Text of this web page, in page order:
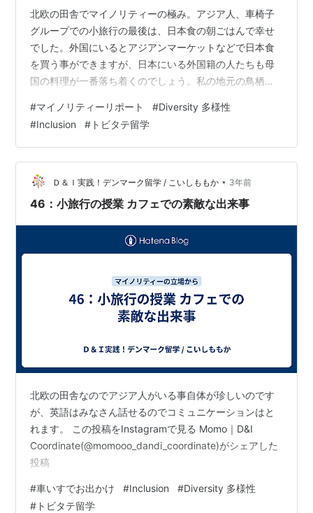
北欧の田舎でマイノリティーの極み。アジア人、車椅子
グループでの小旅行の最後は、日本食の朝ごはんで幸せ
でした。外国にいるとアジアンマーケットなどで日本食
を買う事ができますが、日本にいる外国籍の人たちも母
国の料理が一番落ち着くのでしょう。私の地元の鳥栖に
カレー屋さん（インドの方が分かると思ってかインドカ
レーになってるお店も多い）がありますが、母国料理を
食べた時の幸せな気持ちがわかります。あとは、デンマ
ーク語表記が読めない時はスマホで翻訳。とっても便利
です。 この投稿をInstagramで見る Momo｜D&I
Coordinate(@momooo_…
#マイノリティーリポート #Diversity 多様性
#Inclusion # トビタテ留学
Ｄ＆Ｉ実践！デンマーク留学 / こいしももか • 3年前
46：小旅行の授業 カフェでの素敵な出来事
北欧の田舎なのでアジア人がいる事自体が珍しいのです
が、英語はみなさん話せるのでコミュニケーションはと
れます。 この投稿をInstagramで見る Momo｜D&I
Coordinate(@momooo_dandi_coordinate)がシェアした
投稿
#車いすでお出かけ #Inclusion #Diversity 多様性
# トビタテ留学